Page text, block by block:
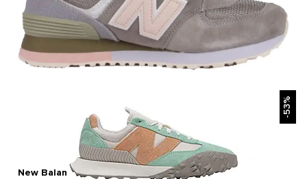
New Balance 574 Grey Pink Детские
-53%